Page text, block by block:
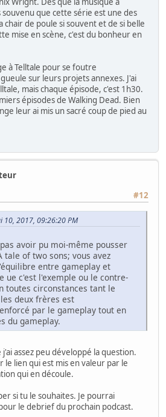
que cette série est une des
chair de poule si souvent et de si belle
mise en scène, c'est du bonheur en
à Telltale pour se foutre
sur leurs projets annexes. J'ai
mais chaque épisode, c'est 1h30.
épisodes de Walking Dead. Bien
leur ai mis un sacré coup de pied au
#12
10, 2017, 09:26:20 PM
avoir pu moi-même pousser
tale of two sons; vous avez
entre gameplay et
ue c'est l'exemple ou le contre-
toutes circonstances tant le
deux frères est
par le gameplay tout en
du gameplay.
assez peu développé la question.
le lien qui est mis en valeur par le
qui en découle.
si tu le souhaites. Je pourrai
le debrief du prochain podcast.